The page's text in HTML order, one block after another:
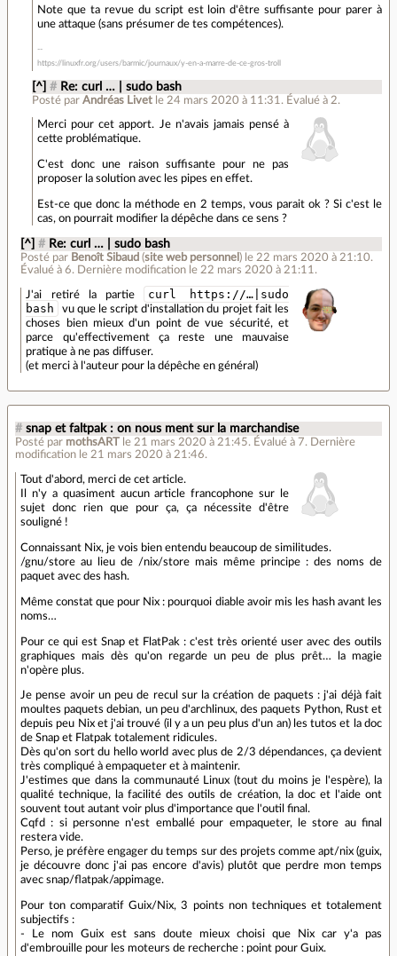
Note que ta revue du script est loin d'être suffisante pour parer à
une attaque (sans présumer de tes compétences).
https://linuxfr.org/users/barmic/journaux/y-en-a-marre-de-ce-gros-troll
[^] # Re: curl … | sudo bash
Posté parAndréas Livet le 24 mars 2020 à 11:31 . Évalué à 2.
Merci pour cet apport. Je n'avais jamais pensé à
cette problématique.
C'est donc une raison suffisante pour ne pas
proposer la solution avec les pipes en effet.
Est-ce que donc la méthode en 2 temps, vous parait ok ? Si c'est le
cas, on pourrait modifier la dépêche dans ce sens ?
[^] # Re: curl … | sudo bash
Posté par Benoît Sibaud (site web personnel ) le 22 mars 2020 à 21:10.
Évalué à6. Dernière modification le 22 mars 2020 à 21:11.
J'ai retiré la partie
curl https://…|sudo
bash
vu que le script d'installation du projet fait les
choses bien mieux d'un point de vue sécurité, et
parce qu'effectivement ça reste une mauvaise
pratique à ne pas diffuser.
(et merci à l'auteur pour la dépêche en général)
# snap et faltpak : on nous ment sur la marchandise
Posté par mothsART le 21 mars 2020 à 21:45. Évalué à 7. Dernière
modification le 21 mars 2020 à 21:46.
Tout d'abord, merci de cet article.
Il n'y a quasiment aucun article francophone sur le
sujet donc rien que pour ça, ça nécessite d'être
souligné !
Connaissant Nix, je vois bien entendu beaucoup de similitudes.
/gnu/store au lieu de /nix/store mais même principe : des noms de
paquet avec des hash.
Même constat que pour Nix : pourquoi diable avoir mis les hash avant les
noms…
Pour ce qui est Snap et FlatPak : c'est très orienté user avec des outils
graphiques mais dès qu'on regarde un peu de plus prêt… la magie
n'opère plus.
Je pense avoir un peu de recul sur la création de paquets : j'ai déjà fait
moultes paquets debian, un peu d'archlinux, des paquets Python, Rust et
depuis peu Nix et j'ai trouvé (il y a un peu plus d'un an) les tutos et la doc
de Snap et Flatpak totalement ridicules.
Dès qu'on sort du hello world avec plus de 2/3 dépendances, ça devient
très compliqué à empaqueter et à maintenir.
J'estimes que dans la communauté Linux (tout du moins je l'espère), la
qualité technique, la facilité des outils de création, la doc et l'aide ont
souvent tout autant voir plus d'importance que l'outil final.
Cqfd : si personne n'est emballé pour empaqueter, le store au final
restera vide.
Perso, je préfère engager du temps sur des projets comme apt/nix (guix,
je découvre donc j'ai pas encore d'avis) plutôt que perdre mon temps
avec snap/flatpak/appimage.
Pour ton comparatif Guix/Nix, 3 points non techniques et totalement
subjectifs :
- Le nom Guix est sans doute mieux choisi que Nix car y'a pas
d'embrouille pour les moteurs de recherche : point pour Guix.